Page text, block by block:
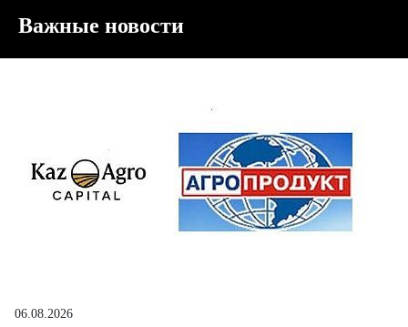
Важные новости
06.08.2026